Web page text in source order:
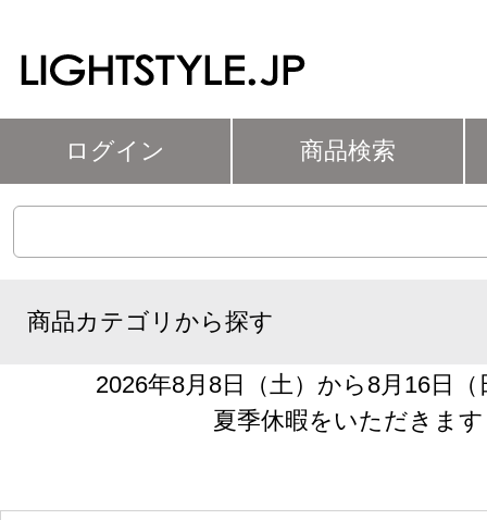
ログイン 商品検索
商品カテゴリから探す
2026年8月8日（土）から8月16日
夏季休暇をいただきます